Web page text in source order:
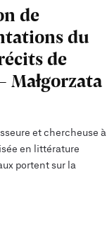
de
du
de
Małgorzata
et chercheuse à
en littérature
portent sur la